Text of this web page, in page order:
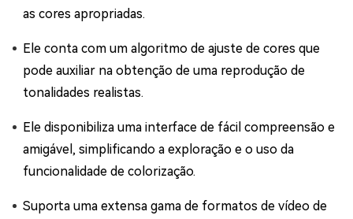
as cores apropriadas.
Ele conta com um algoritmo de ajuste de cores que
pode auxiliar na obtenção de uma reprodução de
tonalidades realistas.
Ele disponibiliza uma interface de fácil compreensão e
amigável, simplificando a exploração e o uso da
funcionalidade de colorização.
Suporta uma extensa gama de formatos de vídeo de